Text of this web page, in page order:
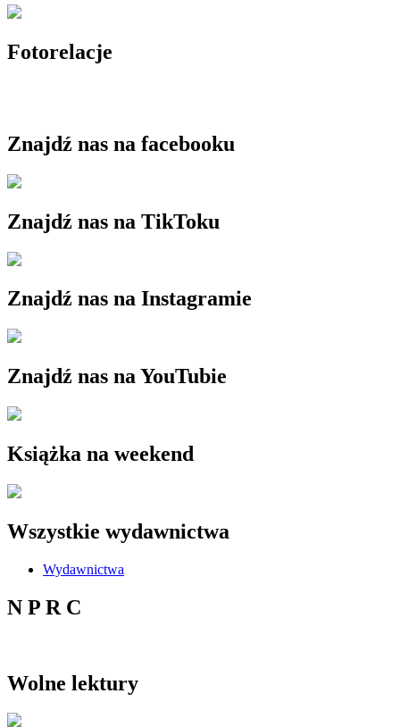
Fotorelacje
Znajdź nas na facebooku
Znajdź nas na TikToku
Znajdź nas na Instagramie
Znajdź nas na YouTubie
Książka na weekend
Wszystkie wydawnictwa
Wydawnictwa
N P R C
Wolne lektury